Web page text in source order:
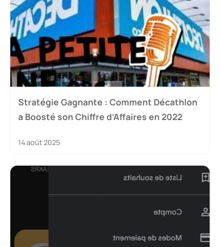
Stratégie Gagnante : Comment Décathlon
a Boosté son Chiffre d’Affaires en 2022
14 août 2025